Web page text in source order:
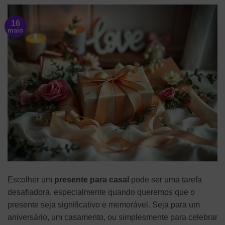
16
maio
Escolher um presente para casal pode ser uma tarefa
desafiadora, especialmente quando queremos que o
presente seja significativo e memorável. Seja para um
aniversário, um casamento, ou simplesmente para celebrar